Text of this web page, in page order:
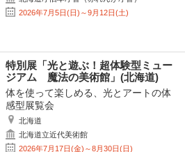
2026年7月5日(日)～9月12日(土)
特別展「光と遊ぶ！超体験型ミュー
ジアム 魔法の美術館」(北海道)
体を使って楽しめる、光とアートの体
感型展覧会
北海道
北海道立近代美術館
2026年7月17日(金)～8月30日(日)